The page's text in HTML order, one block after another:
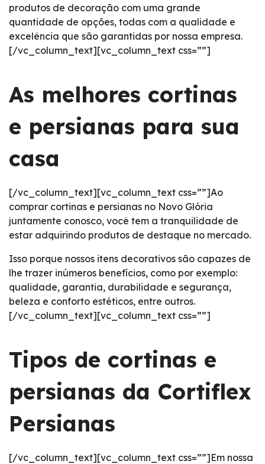
produtos de decoração com uma grande
quantidade de opções, todas com a qualidade e
excelência que são garantidas por nossa empresa.
[/vc_column_text][vc_column_text css=””]
As melhores cortinas
e persianas para sua
casa
[/vc_column_text][vc_column_text css=””]Ao
comprar cortinas e persianas no Novo Glória
juntamente conosco, você tem a tranquilidade de
estar adquirindo produtos de destaque no mercado.
Isso porque nossos itens decorativos são capazes de
lhe trazer inúmeros benefícios, como por exemplo:
qualidade, garantia, durabilidade e segurança,
beleza e conforto estéticos, entre outros.
[/vc_column_text][vc_column_text css=””]
Tipos de cortinas e
persianas da Cortiflex
Persianas
[/vc_column_text][vc_column_text css=””]Em nossa